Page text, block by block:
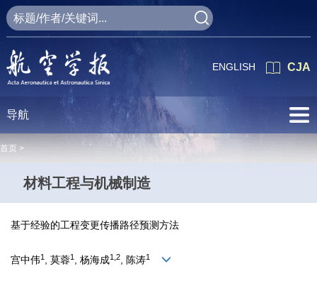
CJA
ENGLISH
导航
首页 >
材料工程与机械制造
基于经验的工程变更传播路径预测方法
宫中伟1 , 莫蓉1 , 杨海成1,2, 陈涛1